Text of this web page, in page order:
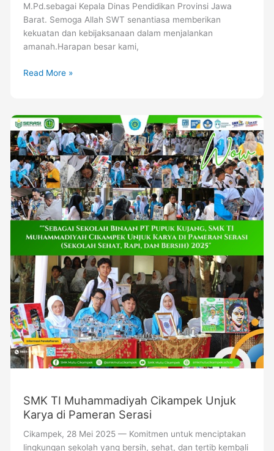
M.Pd.sebagai Kepala Dinas Pendidikan Provinsi Jawa
Barat. Semoga Allah SWT senantiasa memberikan
kekuatan dan kebijaksanaan dalam menjalankan
amanah.Harapan besar kami,
Read More »
SMK TI Muhammadiyah Cikampek Unjuk
Karya di Pameran Serasi
Cikampek, 28 Mei 2025 — Komitmen untuk menciptakan
lingkungan sekolah yang bersih, sehat, dan tertib kembali
SMK
TI
Muhammadiyah
Cikampek
Unjuk
Karya
di
Pameran
Serasi